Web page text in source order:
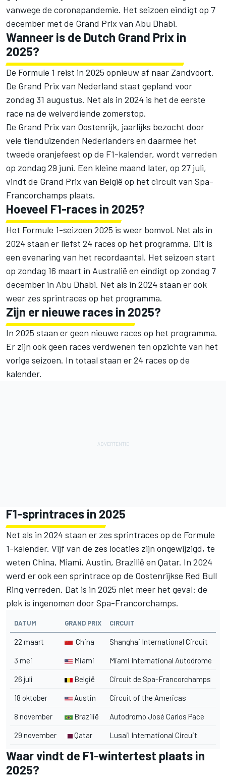
vanwege de coronapandemie. Het seizoen eindigt op 7
december met de Grand Prix van Abu Dhabi.
Wanneer is de Dutch Grand Prix in
2025?
De Formule 1 reist in 2025 opnieuw af naar Zandvoort.
De Grand Prix van Nederland staat gepland voor
zondag 31 augustus. Net als in 2024 is het de eerste
race na de welverdiende zomerstop.
De Grand Prix van Oostenrijk, jaarlijks bezocht door
vele tienduizenden Nederlanders en daarmee het
tweede oranjefeest op de F1-kalender, wordt verreden
op zondag 29 juni. Een kleine maand later, op 27 juli,
vindt de Grand Prix van België op het circuit van Spa-
Francorchamps plaats.
Hoeveel F1-races in 2025?
Het Formule 1-seizoen 2025 is weer bomvol. Net als in
2024 staan er liefst 24 races op het programma. Dit is
een evenaring van het recordaantal. Het seizoen start
op zondag 16 maart in Australië en eindigt op zondag 7
december in Abu Dhabi. Net als in 2024 staan er ook
weer zes sprintraces op het programma.
Zijn er nieuwe races in 2025?
In 2025 staan er geen nieuwe races op het programma.
Er zijn ook geen races verdwenen ten opzichte van het
vorige seizoen. In totaal staan er 24 races op de
kalender.
F1-sprintraces in 2025
Net als in 2024 staan er zes sprintraces op de Formule
1-kalender. Vijf van de zes locaties zijn ongewijzigd, te
weten China, Miami, Austin, Brazilië en Qatar. In 2024
werd er ook een sprintrace op de Oostenrijkse Red Bull
Ring verreden. Dat is in 2025 niet meer het geval: de
plek is ingenomen door Spa-Francorchamps.
DATUM GRAND PRIX CIRCUIT
22 maart China Shanghai International Circuit
3 mei Miami Miami International Autodrome
26 juli België Circuit de Spa-Francorchamps
18 oktober Austin Circuit of the Americas
8 november Brazilië Autodromo José Carlos Pace
29 november Qatar Lusail International Circuit
Waar vindt de F1-wintertest plaats in
2025?